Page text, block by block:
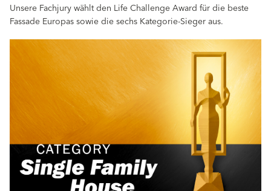
Unsere Fachjury wählt den Life Challenge Award für die beste
Fassade Europas sowie die sechs Kategorie-Sieger aus.